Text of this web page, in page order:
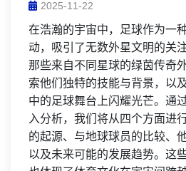
2025-11-22
在浩瀚的宇宙中，足球作为一
动，吸引了无数外星文明的关
那些来自不同星球的绿茵传奇
索他们独特的技能与背景，以
中的足球舞台上闪耀光芒。通
入分析，我们将从四个方面进
的起源、与地球球员的比较、
以及未来可能的发展趋势。这